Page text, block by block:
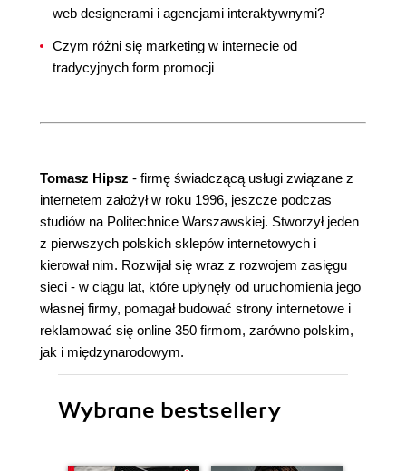
web designerami i agencjami interaktywnymi?
Czym różni się marketing w internecie od
tradycyjnych form promocji
Tomasz Hipsz - firmę świadczącą usługi związane z
internetem założył w roku 1996, jeszcze podczas
studiów na Politechnice Warszawskiej. Stworzył jeden
z pierwszych polskich sklepów internetowych i
kierował nim. Rozwijał się wraz z rozwojem zasięgu
sieci - w ciągu lat, które upłynęły od uruchomienia jego
własnej firmy, pomagał budować strony internetowe i
reklamować się online 350 firmom, zarówno polskim,
jak i międzynarodowym.
Wybrane bestsellery